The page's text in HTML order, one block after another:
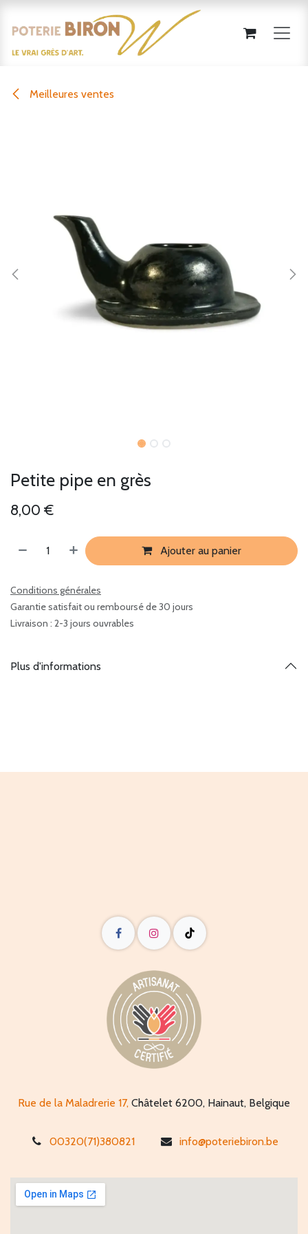
Meilleures ventes
Petite pipe en grès
8,00 €
Ajouter au panier
Conditions générales
Garantie satisfait ou remboursé de 30 jours
Livraison : 2-3 jours ouvrables
Plus d'informations
Rue de la Maladrerie 17, Châtelet 6200, Hainaut, Belgique
00320(71)380821 info@poteriebiron.be